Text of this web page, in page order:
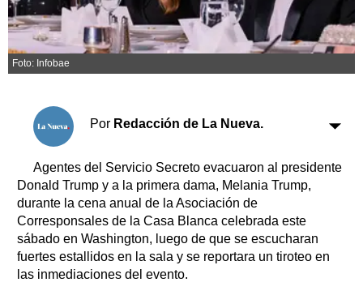
Salud
Es viral
El tiempo
Cartón Lleno
Clasificados
Horóscopo
Suplementos
Servicios
Farmacias
Transportes
Loterías
Datos Útiles
Foto: Infobae
Por Redacción de La Nueva.
Agentes del Servicio Secreto evacuaron al presidente
Donald Trump y a la primera dama, Melania Trump,
durante la cena anual de la Asociación de
Corresponsales de la Casa Blanca celebrada este
sábado en Washington, luego de que se escucharan
fuertes estallidos en la sala y se reportara un tiroteo en
las inmediaciones del evento.